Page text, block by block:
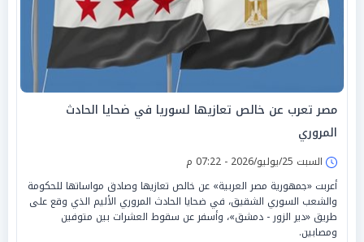
مصر تعرب عن خالص تعازيها لسوريا في ضحايا الحادث
المروري
السبت 25/يوليو/2026 - 07:22 م
أعربت «جمهورية مصر العربية» عن خالص تعازيها وصادق مواساتها للحكومة
والشعب السوري الشقيق، في ضحايا الحادث المروري الأليم الذي وقع على
طريق «دير الزور - دمشق»، وأسفر عن سقوط العشرات بين متوفين
ومصابين.